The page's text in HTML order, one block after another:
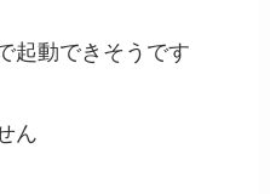
起動できそうです
ん